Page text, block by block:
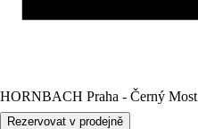
HORNBACH Praha - Černý Most
Rezervovat v prodejně